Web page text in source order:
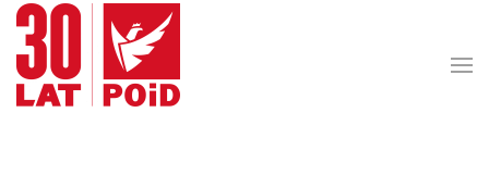
Przejdź do treści głównej